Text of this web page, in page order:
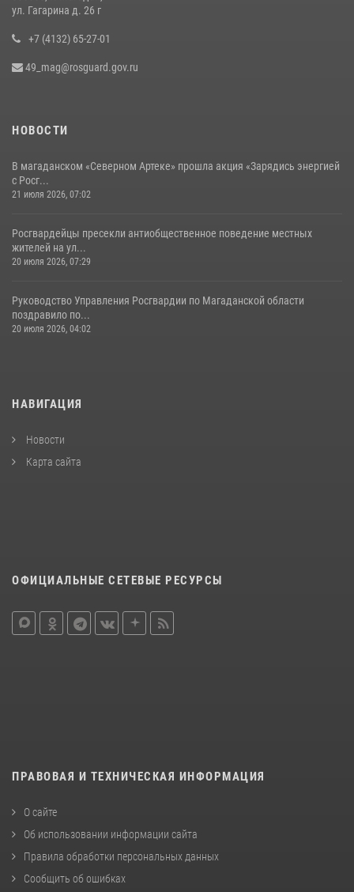
15 июля 2026, 04:34
ул. Гагарина д. 26 г
+7 (4132) 65-27-01
49_mag@rosguard.gov.ru
НОВОСТИ
В магаданском «Северном Артеке» прошла акция «Зарядись энергией
с Росг...
21 июля 2026, 07:02
Росгвардейцы пресекли антиобщественное поведение местных
жителей на ул...
20 июля 2026, 07:29
Руководство Управления Росгвардии по Магаданской области
поздравило по...
20 июля 2026, 04:02
НАВИГАЦИЯ
Новости
Карта сайта
ОФИЦИАЛЬНЫЕ СЕТЕВЫЕ РЕСУРСЫ
ПРАВОВАЯ И ТЕХНИЧЕСКАЯ ИНФОРМАЦИЯ
О сайте
Об использовании информации сайта
Правила обработки персональных данных
Сообщить об ошибках